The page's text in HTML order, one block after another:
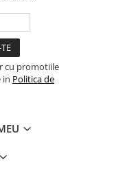
cu promotiile
in Politica de